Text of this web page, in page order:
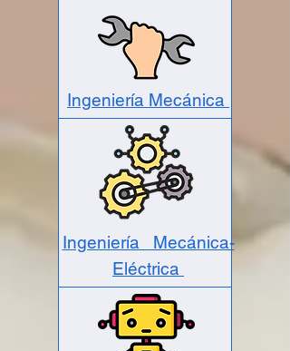
Ingeniería Mecánica
Ingeniería Mecánica-
Eléctrica